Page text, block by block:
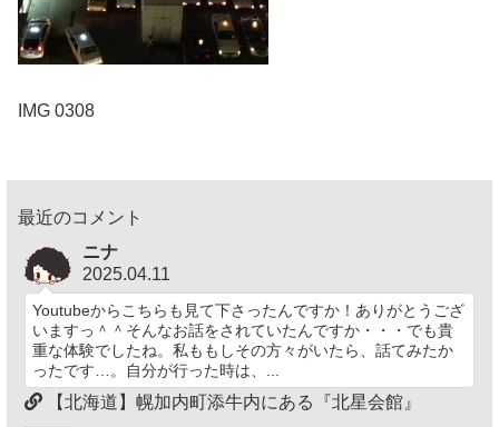
IMG 0308
最近のコメント
ニナ
2025.04.11
Youtubeからこちらも見て下さったんですか！ありがとうござ
いますっ＾＾そんなお話をされていたんですか・・・でも貴
重な体験でしたね。私ももしその方々がいたら、話てみたか
ったです…。自分が行った時は、...
【北海道】幌加内町添牛内にある『北星会館』